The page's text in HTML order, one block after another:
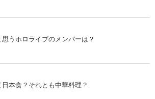
うホロライブのメンバーは？
日本食？それとも中華料理？